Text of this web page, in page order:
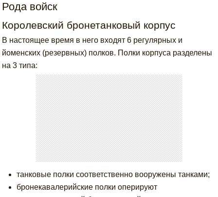
Рода войск
Королевский бронетанковый корпус
В настоящее время в него входят 6 регулярных и
йоменских (резервных) полков. Полки корпуса разделены
на 3 типа:
танковые полки соответственно вооружены танками;
бронекавалерийские полки оперируют